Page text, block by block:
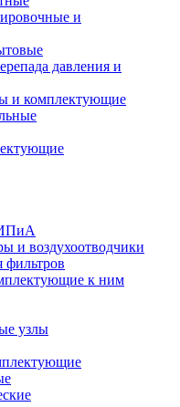
и
давления и
и комплектующие
и воздухоотводчики
фильтров
к ним
узлы